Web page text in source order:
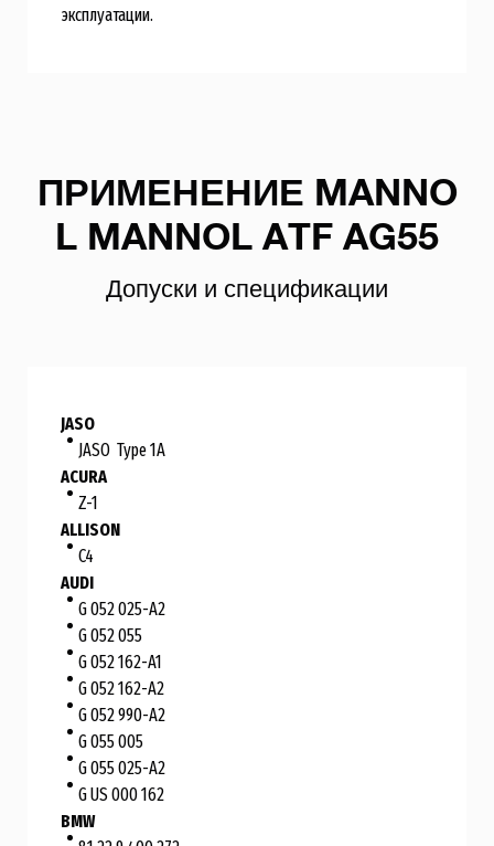
эксплуатации.
ПРИМЕНЕНИЕ MANNO
L MANNOL ATF AG55
Допуски и спецификации
JASO
JASO Type 1A
ACURA
Z-1
ALLISON
C4
AUDI
G 052 025-A2
G 052 055
G 052 162-A1
G 052 162-A2
G 052 990-A2
G 055 005
G 055 025-A2
G US 000 162
BMW